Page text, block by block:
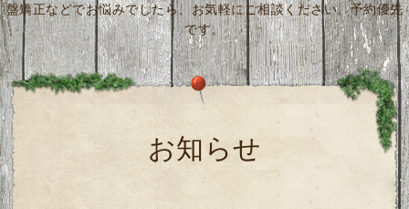
盤矯正などでお悩みでしたら、お気軽にご相談ください。予約優先
です。
お知らせ